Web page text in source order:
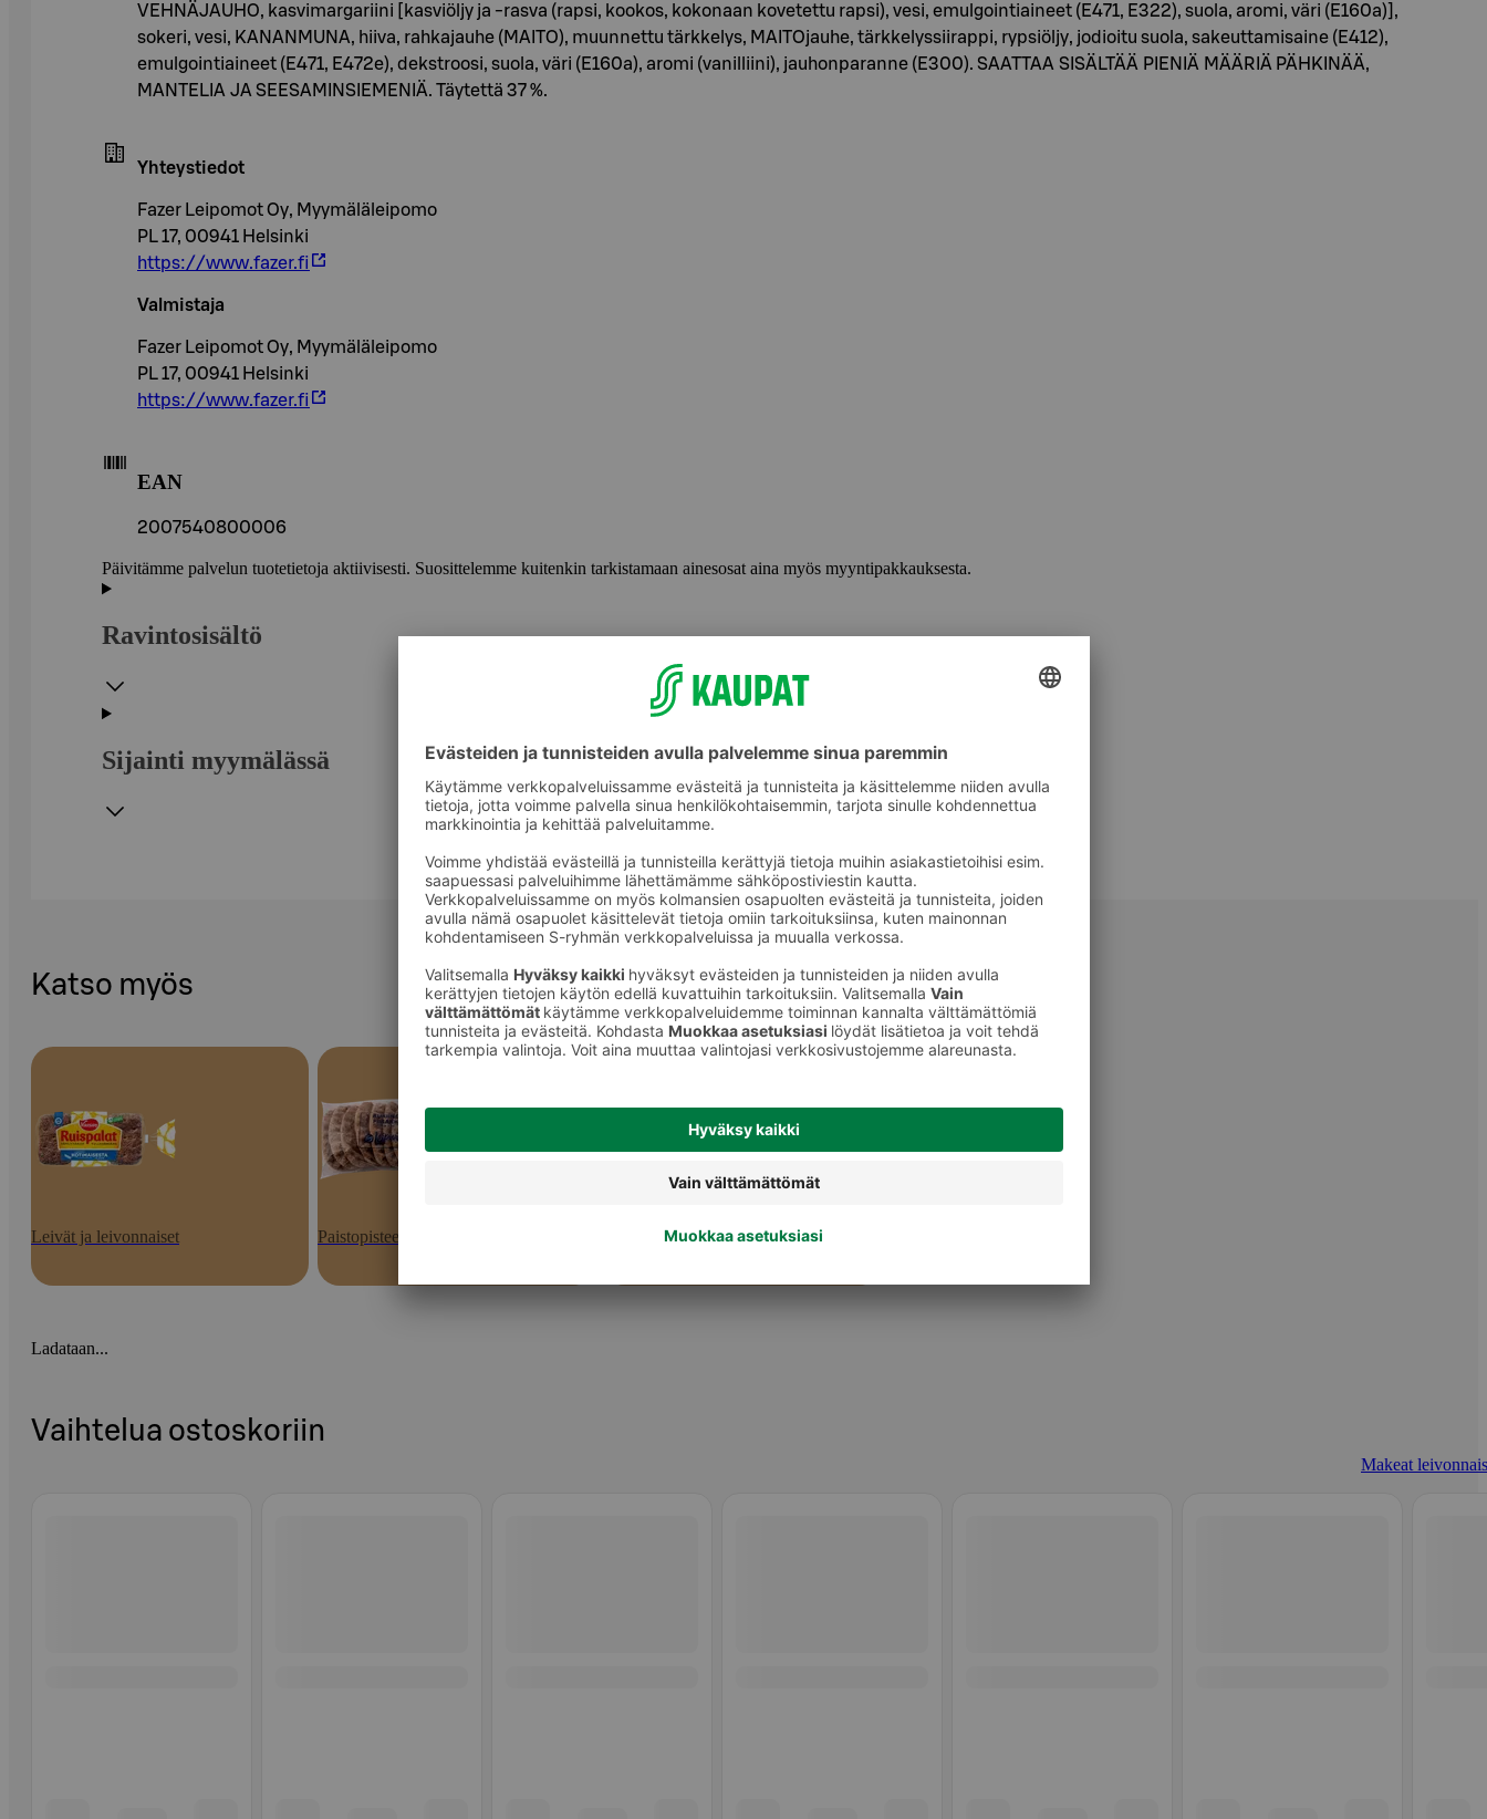
VEHNÄJAUHO, kasvimargariini [kasviöljy ja -rasva (rapsi, kookos, kokonaan kovetettu rapsi), vesi, emulgointiaineet (E471, E322), suola, aromi, väri (E160a)],
sokeri, vesi, KANANMUNA, hiiva, rahkajauhe (MAITO), muunnettu tärkkelys, MAITOjauhe, tärkkelyssiirappi, rypsiöljy, jodioitu suola, sakeuttamisaine (E412),
emulgointiaineet (E471, E472e), dekstroosi, suola, väri (E160a), aromi (vanilliini), jauhonparanne (E300). SAATTAA SISÄLTÄÄ PIENIÄ MÄÄRIÄ PÄHKINÄÄ,
MANTELIA JA SEESAMINSIEMENIÄ. Täytettä 37 %.
Yhteystiedot
Fazer Leipomot Oy, Myymäläleipomo
PL 17, 00941 Helsinki
https://www.fazer.fi
Valmistaja
Fazer Leipomot Oy, Myymäläleipomo
PL 17, 00941 Helsinki
https://www.fazer.fi
EAN
2007540800006
Päivitämme palvelun tuotetietoja aktiivisesti. Suosittelemme kuitenkin tarkistamaan ainesosat aina myös myyntipakkauksesta.
Ravintosisältö
Sijainti myymälässä
Katso myös
Leivät ja leivonnaiset Paistopisteen tuotteet Makeat leivonnaiset
Ladataan...
Vaihtelua ostoskoriin
Makeat